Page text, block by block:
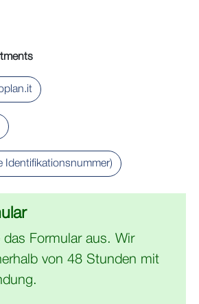
Identifikationsnummer)
das Formular aus. Wir
von 48 Stunden mit